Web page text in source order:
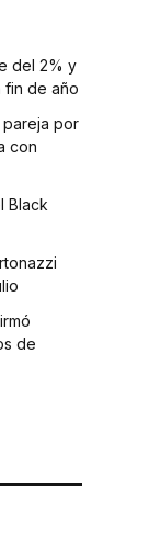
del 2% y
fin de año
pareja por
con
Black
de